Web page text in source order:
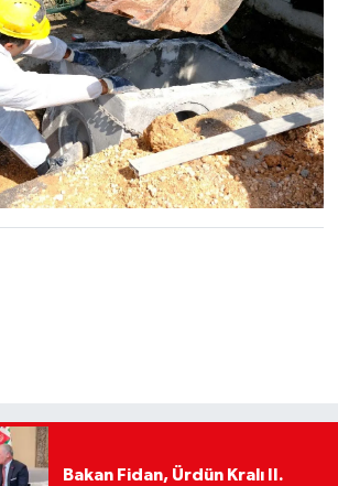
Bakan Fidan, Ürdün Kralı II.